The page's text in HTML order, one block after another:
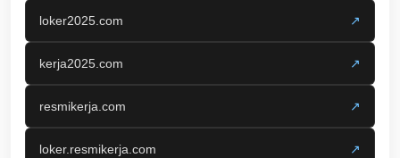
loker2025.com ↗
kerja2025.com ↗
resmikerja.com ↗
loker.resmikerja.com ↗